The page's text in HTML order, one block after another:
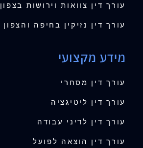
עורך דין צוואות וירושות בצפון
עורך דין נזיקין בחיפה והצפון
מידע מקצועי
עורך דין מסחרי
עורך דין ליטיגציה
עורך דין לדיני עבודה
עורך דין הוצאה לפועל